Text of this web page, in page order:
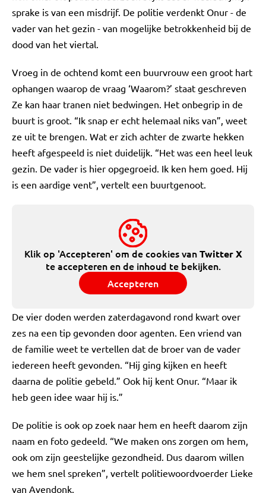
sprake is van een misdrijf. De politie verdenkt Onur - de
vader van het gezin - van mogelijke betrokkenheid bij de
dood van het viertal.
Vroeg in de ochtend komt een buurvrouw een groot hart
ophangen waarop de vraag ‘Waarom?’ staat geschreven
Ze kan haar tranen niet bedwingen. Het onbegrip in de
buurt is groot. “Ik snap er echt helemaal niks van”, weet
ze uit te brengen. Wat er zich achter de zwarte hekken
heeft afgespeeld is niet duidelijk. “Het was een heel leuk
gezin. De vader is hier opgegroeid. Ik ken hem goed. Hij
is een aardige vent”, vertelt een buurtgenoot.
Klik op 'Accepteren' om de cookies vanTwitter X
te accepteren en de inhoud te bekijken.
Accepteren
De vier doden werden zaterdagavond rond kwart over
zes na een tip gevonden door agenten. Een vriend van
de familie weet te vertellen dat de broer van de vader
iedereen heeft gevonden. “Hij ging kijken en heeft
daarna de politie gebeld.” Ook hij kent Onur. “Maar ik
heb geen idee waar hij is.”
De politie is ook op zoek naar hem en heeft daarom zijn
naam en foto gedeeld. “We maken ons zorgen om hem,
ook om zijn geestelijke gezondheid. Dus daarom willen
we hem snel spreken”, vertelt politiewoordvoerder Lieke
van Avendonk.